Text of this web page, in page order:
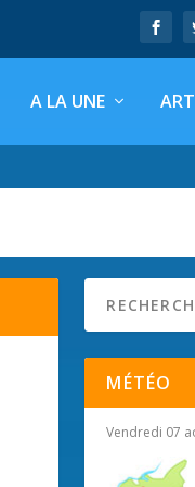
A LA UNE
MÉTÉO
Vendredi 07